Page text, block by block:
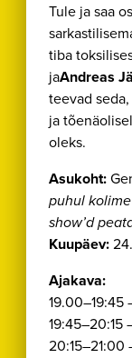
Tule ja saa
tiba
jaAndreas
teevad
ja
oleks.
Asukoht:
puhul
show’d
Kuupäev:
Ajakava:
19:45–20:15